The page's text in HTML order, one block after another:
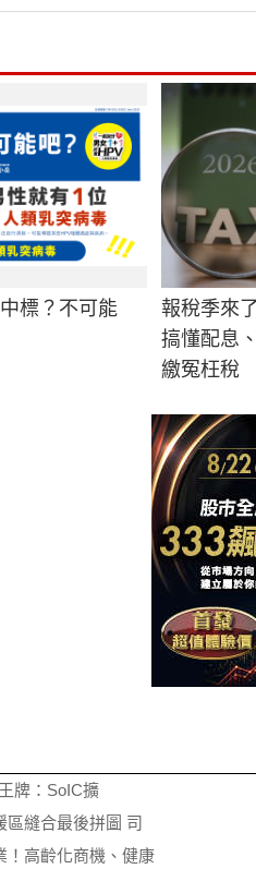
標？不可能
報稅季來
搞懂配息
繳冤枉稅
牌：SoIC擴
區縫合最後拼圖 司
！高齡化商機、健康